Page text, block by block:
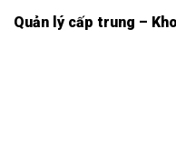
Quản lý cấp trung –